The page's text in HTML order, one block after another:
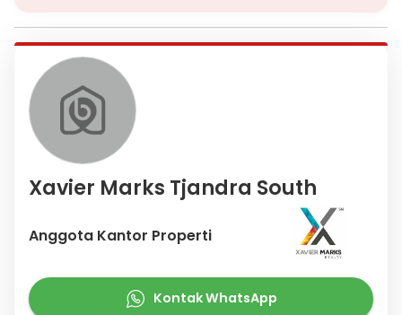
Xavier Marks Tjandra South
Anggota Kantor Properti
Kontak WhatsApp